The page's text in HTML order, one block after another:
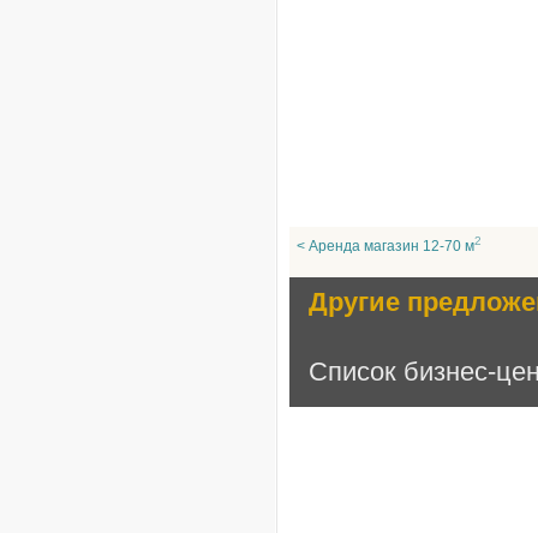
< Аренда магазин 12-70 м2
Другие
Список бизнес-